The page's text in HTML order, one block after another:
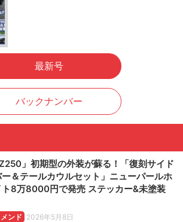
最新号
バックナンバー
」初期型の外装が蘇る！「復刻サイド
ー＆テールカウルセット」ニューパールホ
ト8万8000円で発売 ステッカー&未塗装
ンド 2026年5月8日